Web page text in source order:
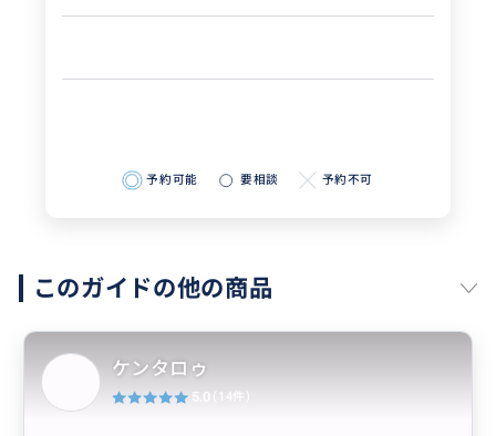
予約可能 要相談 予約不可
このガイドの他の商品
ケンタロゥ
5.0 (14件)